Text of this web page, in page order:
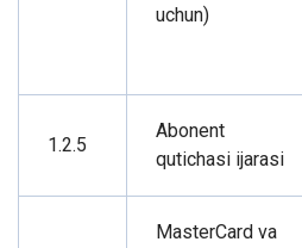
uchun)
1.2.5
Abonent
qutichasi ijarasi
MasterCard va